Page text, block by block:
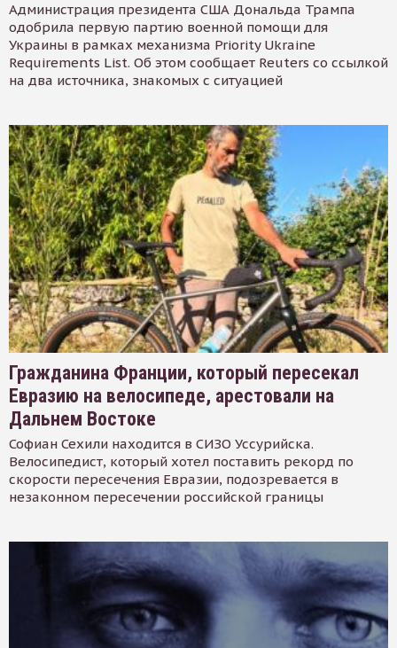
Администрация президента США Дональда Трампа
одобрила первую партию военной помощи для
Украины в рамках механизма Priority Ukraine
Requirements List. Об этом сообщает Reuters со ссылкой
на два источника, знакомых с ситуацией
Гражданина Франции, который пересекал
Евразию на велосипеде, арестовали на
Дальнем Востоке
Софиан Сехили находится в СИЗО Уссурийска.
Велосипедист, который хотел поставить рекорд по
скорости пересечения Евразии, подозревается в
незаконном пересечении российской границы